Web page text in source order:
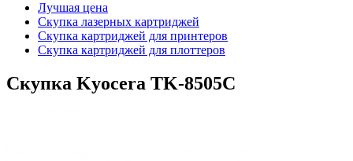
Лучшая цена
Скупка лазерных картриджей
Скупка картриджей для принтеров
Скупка картриджей для плоттеров
Скупка Kyocera TK-8505C